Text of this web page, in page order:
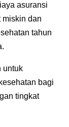
asuransi
miskin dan
tahun
untuk
bagi
tingkat